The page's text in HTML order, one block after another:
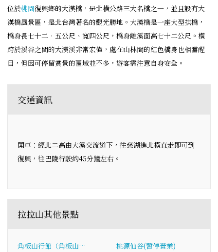
位於桃園復興鄉的大漢橋，是北橫公路三大名橋之一，並且設有大
漢橋風景區，是北台灣著名的觀光勝地。大漢橋是一座大型拱橋，
橋身長七十二‧五公尺、寬四公尺，橋身離溪面高七十二公尺。橫
跨於溪谷之間的大漢溪非常宏偉，處在山林間的紅色橋身也相當醒
目，但因可停留賞景的區域並不多，遊客需注意自身安全。
交通資訊
開車：經北二高由大溪交流道下，往慈湖進北橫直走即可到
復興，往巴陵行駛約45分鐘左右。
拉拉山其他景點
角板山行館（角板山…
桃源仙谷(暫停營業)